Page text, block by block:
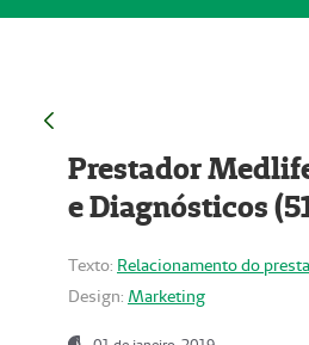
Prestador
e Diagnósticos
Texto: Relacionamento do
Design: Marketing